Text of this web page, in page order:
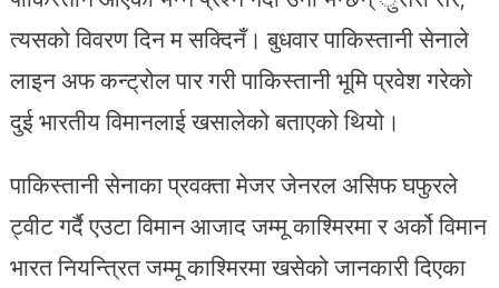
त्यसको विवरण दिन म सक्दिनँ। बुधवार पाकिस्तानी सेनाले
लाइन अफ कन्ट्रोल पार गरी पाकिस्तानी भूमि प्रवेश गरेको
दुई भारतीय विमानलाई खसालेको बताएको थियो।
पाकिस्तानी सेनाका प्रवक्ता मेजर जेनरल असिफ घफुरले
ट्वीट गर्दै एउटा विमान आजाद जम्मू काश्मिरमा र अर्को विमान
भारत नियन्त्रित जम्मू काश्मिरमा खसेको जानकारी दिएका